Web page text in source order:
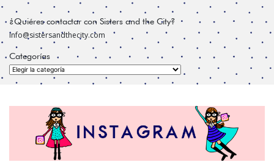
¿Quiéres contactar con Sisters and the City?
info@sistersandthecity.com
Categorías
Categorías